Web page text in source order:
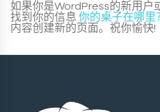
如果你是WordPress的新用户
找到你的信息 你的桌子在哪里
内容创建新的页面。祝你愉快!